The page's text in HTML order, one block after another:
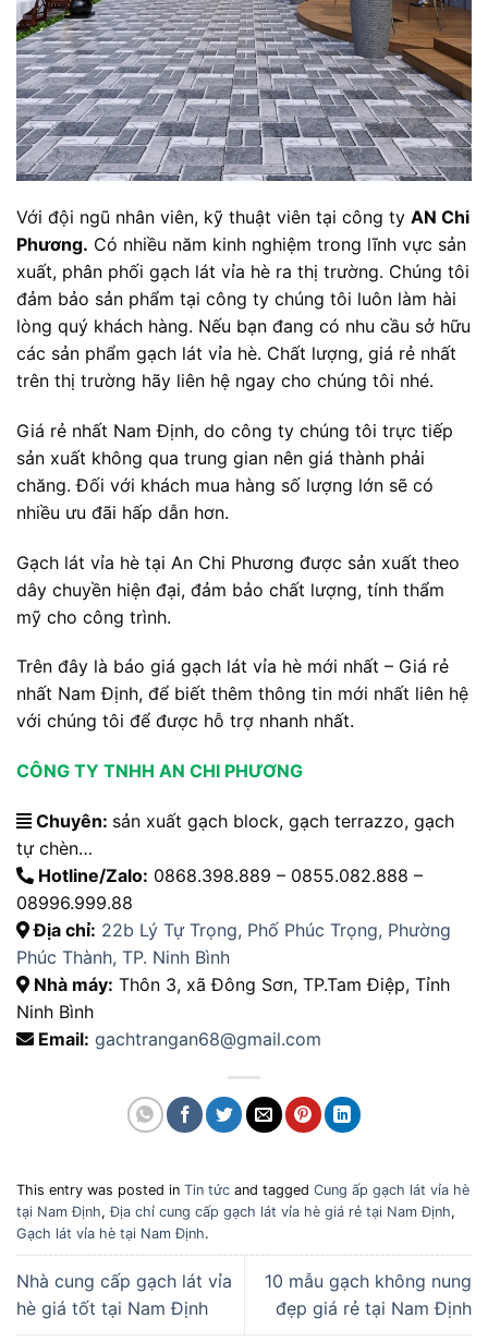
Với đội ngũ nhân viên, kỹ thuật viên tại công ty AN Chi
Phương. Có nhiều năm kinh nghiệm trong lĩnh vực sản
xuất, phân phối gạch lát vỉa hè ra thị trường. Chúng tôi
đảm bảo sản phẩm tại công ty chúng tôi luôn làm hài
lòng quý khách hàng. Nếu bạn đang có nhu cầu sở hữu
các sản phẩm gạch lát vỉa hè. Chất lượng, giá rẻ nhất
trên thị trường hãy liên hệ ngay cho chúng tôi nhé.
Giá rẻ nhất Nam Định, do công ty chúng tôi trực tiếp
sản xuất không qua trung gian nên giá thành phải
chăng. Đối với khách mua hàng số lượng lớn sẽ có
nhiều ưu đãi hấp dẫn hơn.
Gạch lát vỉa hè tại An Chi Phương được sản xuất theo
dây chuyền hiện đại, đảm bảo chất lượng, tính thẩm
mỹ cho công trình.
Trên đây là báo giá gạch lát vỉa hè mới nhất – Giá rẻ
nhất Nam Định, để biết thêm thông tin mới nhất liên hệ
với chúng tôi để được hỗ trợ nhanh nhất.
CÔNG TY TNHH AN CHI PHƯƠNG
Chuyên: sản xuất gạch block, gạch terrazzo, gạch
tự chèn…
Hotline/Zalo: 0868.398.889 – 0855.082.888 –
08996.999.88
Địa chỉ: 22b Lý Tự Trọng, Phố Phúc Trọng, Phường
Phúc Thành, TP. Ninh Bình
Nhà máy: Thôn 3, xã Đông Sơn, TP.Tam Điệp, Tỉnh
Ninh Bình
Email: gachtrangan68@gmail.com
This entry was posted in Tin tức and tagged Cung ấp gạch lát vỉa hè
tại Nam Định,Địa chỉ cung cấp gạch lát vỉa hè giá rẻ tại Nam Định,
Gạch lát vỉa hè tại Nam Định.
Nhà cung cấp gạch lát vỉa
hè giá tốt tại Nam Định
10 mẫu gạch không nung
đẹp giá rẻ tại Nam Định